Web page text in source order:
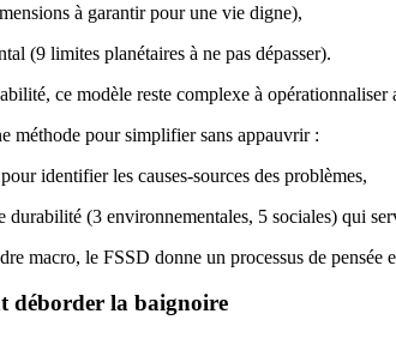
à garantir pour une vie digne),
(9 limites planétaires à ne pas dépasser).
ce modèle reste complexe à
méthode pour simplifier sans appauvrir :
identifier les causes-sources des problèmes,
(3 environnementales, 5 sociales) qui
macro, le FSSD donne un processus de pensée
déborder la baignoire